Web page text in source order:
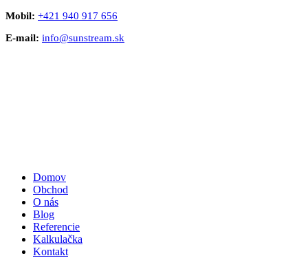
Mobil: +421 940 917 656
E-mail: info@sunstream.sk
Domov
Obchod
O nás
Blog
Referencie
Kalkulačka
Kontakt